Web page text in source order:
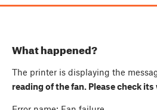
What happened?
The printer is displaying the
reading of the fan. Please check